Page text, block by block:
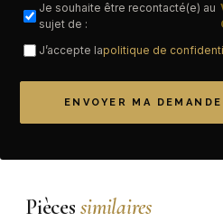
Je souhaite être recontacté(e) au
sujet de :
J’accepte lapolitique de
ENVOYER MA
Piècessimilaires